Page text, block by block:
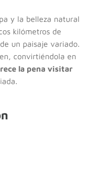
y la belleza natural
kilómetros de
un paisaje variado.
convirtiéndola en
la pena visitar